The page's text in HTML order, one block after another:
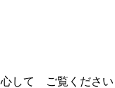
心して ご覧くださ